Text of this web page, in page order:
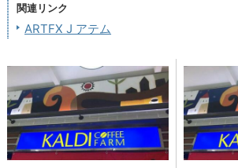
関連リンク
ARTFX J アテム